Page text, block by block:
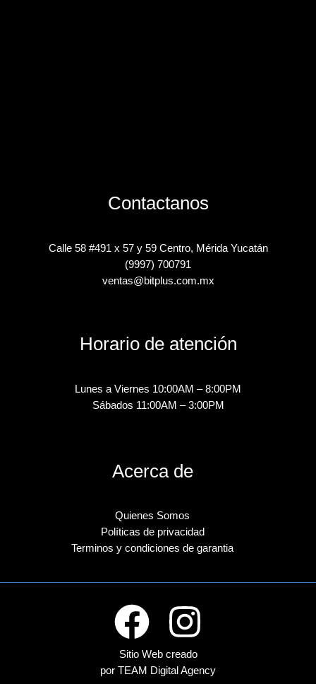
Contactanos
Calle 58 #491 x 57 y 59 Centro, Mérida Yucatán
(9997) 700791
ventas@bitplus.com.mx
Horario de atención
Lunes a Viernes 10:00AM – 8:00PM
Sábados 11:00AM – 3:00PM
Acerca de
Quienes Somos
Políticas de privacidad
Terminos y condiciones de garantia
Sitio Web creado
por TEAM Digital Agency